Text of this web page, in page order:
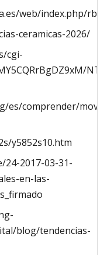
web/index.php/rb/
ceramicas-2026/
cgi-
es/comprender/
y5852s10.htm
24-2017-03-31-
en-las-
blog/tendencias-